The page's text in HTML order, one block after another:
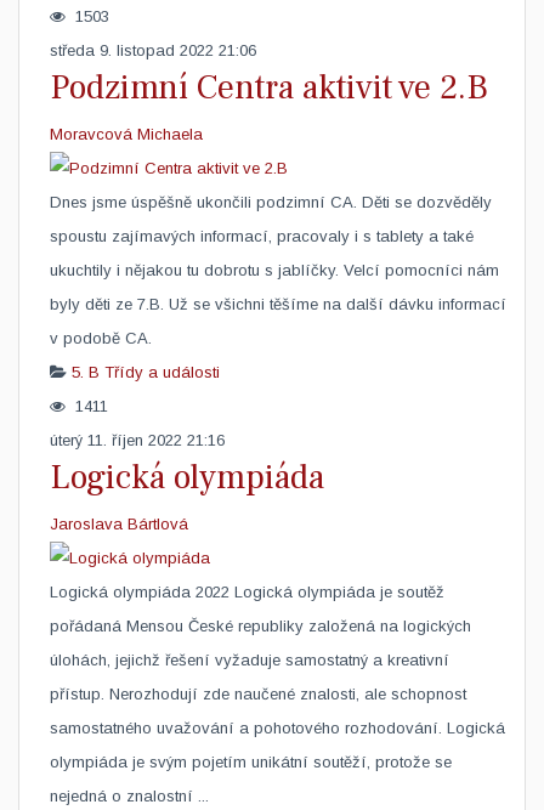
1503
středa 9. listopad 2022 21:06
Podzimní Centra aktivit ve 2.B
Moravcová Michaela
​Dnes jsme úspěšně ukončili podzimní CA. Děti se dozvěděly
spoustu zajímavých informací, pracovaly i s tablety a také
ukuchtily i nějakou tu dobrotu s jablíčky. Velcí pomocníci nám
byly děti ze 7.B. Už se všichni těšíme na další dávku informací
v podobě CA.
5. B Třídy a události
1411
úterý 11. říjen 2022 21:16
Logická olympiáda
Jaroslava Bártlová
Logická olympiáda 2022 Logická olympiáda je soutěž
pořádaná Mensou České republiky založená na logických
úlohách, jejichž řešení vyžaduje samostatný a kreativní
přístup. Nerozhodují zde naučené znalosti, ale schopnost
samostatného uvažování a pohotového rozhodování. Logická
olympiáda je svým pojetím unikátní soutěží, protože se
nejedná o znalostní ...